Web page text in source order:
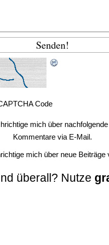
Code
mich über nachfolgende
Kommentare via E-Mail.
mich über neue Beiträge
überall? Nutze